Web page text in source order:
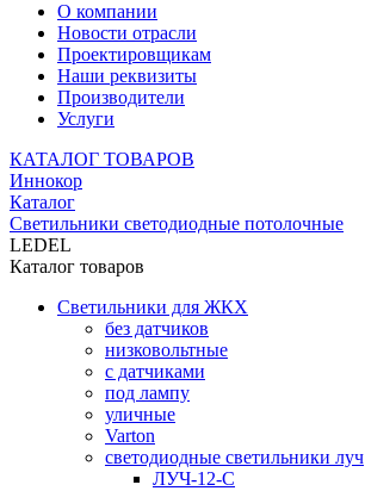
О компании
Новости отрасли
Проектировщикам
Наши реквизиты
Производители
Услуги
КАТАЛОГ ТОВАРОВ
Иннокор
Каталог
Светильники светодиодные потолочные
LEDEL
Каталог товаров
Светильники для ЖКХ
без датчиков
низковольтные
с датчиками
под лампу
уличные
Varton
светодиодные светильники луч
ЛУЧ-12-С